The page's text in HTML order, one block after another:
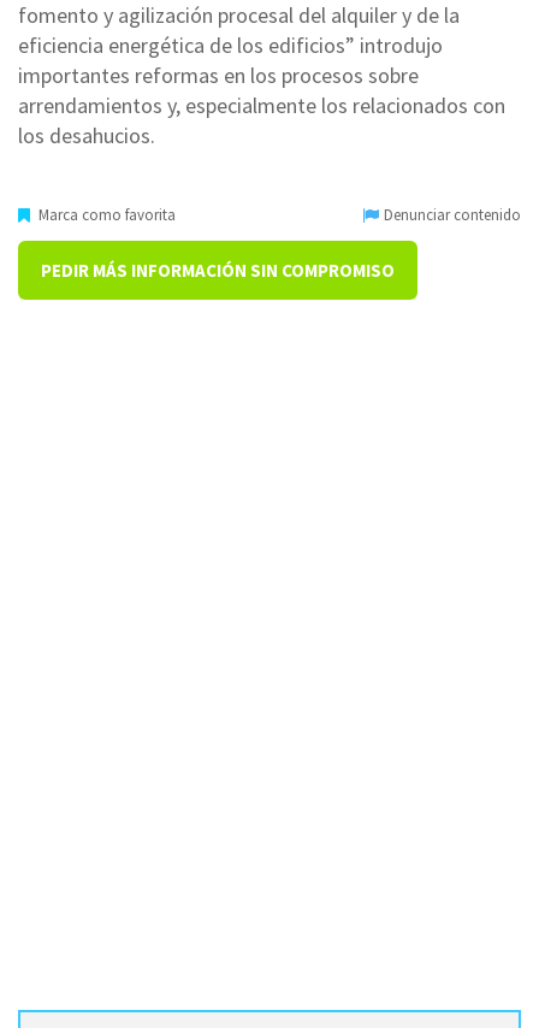
fomento y agilización procesal del alquiler y de la
eficiencia energética de los edificios” introdujo
importantes reformas en los procesos sobre
arrendamientos y, especialmente los relacionados con
los desahucios.
Marca como favorita Denunciar contenido
PEDIR MÁS INFORMACIÓN SIN COMPROMISO